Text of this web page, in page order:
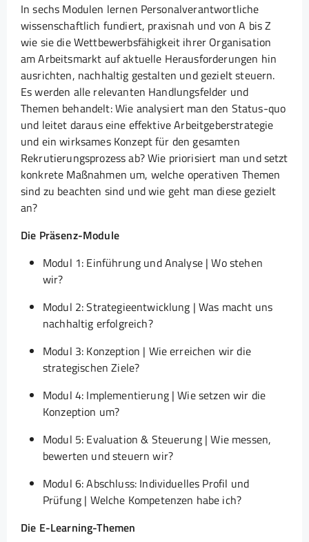
In sechs Modulen lernen Personalverantwortliche
wissenschaftlich fundiert, praxisnah und von A bis Z
wie sie die Wettbewerbsfähigkeit ihrer Organisation
am Arbeitsmarkt auf aktuelle Herausforderungen hin
ausrichten, nachhaltig gestalten und gezielt steuern.
Es werden alle relevanten Handlungsfelder und
Themen behandelt: Wie analysiert man den Status-quo
und leitet daraus eine effektive Arbeitgeberstrategie
und ein wirksames Konzept für den gesamten
Rekrutierungsprozess ab? Wie priorisiert man und setzt
konkrete Maßnahmen um, welche operativen Themen
sind zu beachten sind und wie geht man diese gezielt
an?
Die Präsenz-Module
Modul 1: Einführung und Analyse | Wo stehen
wir?
Modul 2: Strategieentwicklung | Was macht uns
nachhaltig erfolgreich?
Modul 3: Konzeption | Wie erreichen wir die
strategischen Ziele?
Modul 4: Implementierung | Wie setzen wir die
Konzeption um?
Modul 5: Evaluation & Steuerung | Wie messen,
bewerten und steuern wir?
Modul 6: Abschluss: Individuelles Profil und
Prüfung | Welche Kompetenzen habe ich?
Die E-Learning-Themen